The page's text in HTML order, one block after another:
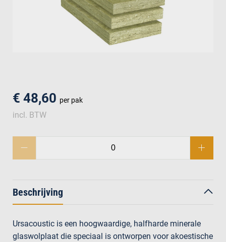
€ 48,60 per pak
incl. BTW
Beschrijving
Ursacoustic is een hoogwaardige, halfharde minerale
glaswolplaat die speciaal is ontworpen voor akoestische